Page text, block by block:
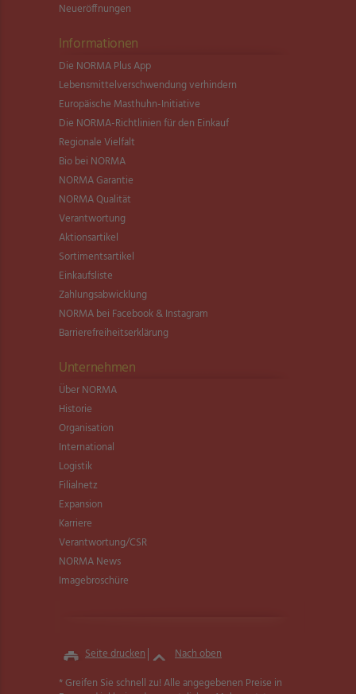
Neueröffnungen
Informationen
Die NORMA Plus App
Lebensmittel­verschwendung verhindern
Europäische Masthuhn-Initiative
Die NORMA-Richtlinien für den Einkauf
Regionale Vielfalt
Bio bei NORMA
NORMA Garantie
NORMA Qualität
Verantwortung
Aktionsartikel
Sortimentsartikel
Einkaufsliste
Zahlungsabwicklung
NORMA bei Facebook & Instagram
Barrierefreiheitserklärung
Unternehmen
Über NORMA
Historie
Organisation
International
Logistik
Filialnetz
Expansion
Karriere
Verantwortung/CSR
NORMA News
Imagebroschüre
Seite drucken
Nach oben
* Greifen Sie schnell zu! Alle angegebenen Preise in